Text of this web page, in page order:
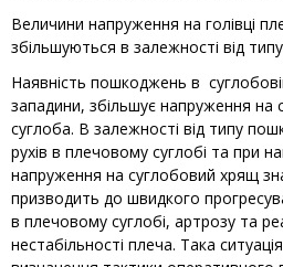
Величини напруження на голівці
збільшуються в залежності від
Наявність пошкоджень в
западини, збільшує на­пруження на
суглоба. В залежності від типу
рухів в плечовому суглобі та при
напруження на суглобовий хрящ
призводить до швидкого
в плечовому суглобі, артрозу та
нестабільності плеча. Така